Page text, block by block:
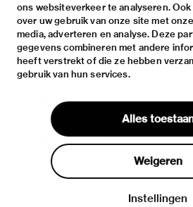
ons websiteverkeer te analyseren.
over uw gebruik van onze site met
media, adverteren en analyse. Deze
gegevens combineren met andere
heeft verstrekt of die ze hebben
gebruik van hun services.
Alles
Weigeren
Instellingen
het museum
de collectie
fondsen & partners
huisregels
privacy & cookies
disclaimer & colofon
digitoegankelijkheid